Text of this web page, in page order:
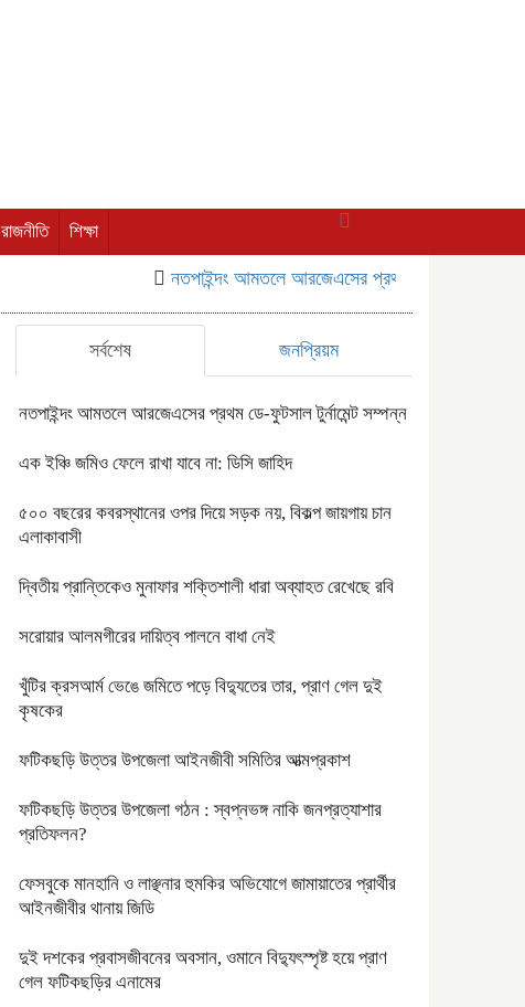
রাজনীতি শিক্ষা
নতপাইন্দং আমতলে আরজেএসের প্রথম ডে-ফুটসাল টুর্নামেন্ট
সর্বশেষ জনপ্রিয়ম
নতপাইন্দং আমতলে আরজেএসের প্রথম ডে-ফুটসাল টুর্নামেন্ট সম্পন্ন
এক ইঞ্চি জমিও ফেলে রাখা যাবে না: ডিসি জাহিদ
৫০০ বছরের কবরস্থানের ওপর দিয়ে সড়ক নয়, বিকল্প জায়গায় চান
এলাকাবাসী
দ্বিতীয় প্রান্তিকেও মুনাফার শক্তিশালী ধারা অব্যাহত রেখেছে রবি
সরোয়ার আলমগীরের দায়িত্ব পালনে বাধা নেই
খুঁটির ক্রসআর্ম ভেঙে জমিতে পড়ে বিদ্যুতের তার, প্রাণ গেল দুই
কৃষকের
ফটিকছড়ি উত্তর উপজেলা আইনজীবী সমিতির আত্মপ্রকাশ
ফটিকছড়ি উত্তর উপজেলা গঠন : স্বপ্নভঙ্গ নাকি জনপ্রত্যাশার
প্রতিফলন?
ফেসবুকে মানহানি ও লাঞ্ছনার হুমকির অভিযোগে জামায়াতের প্রার্থীর
আইনজীবীর থানায় জিডি
দুই দশকের প্রবাসজীবনের অবসান, ওমানে বিদ্যুৎস্পৃষ্ট হয়ে প্রাণ
গেল ফটিকছড়ির এনামের